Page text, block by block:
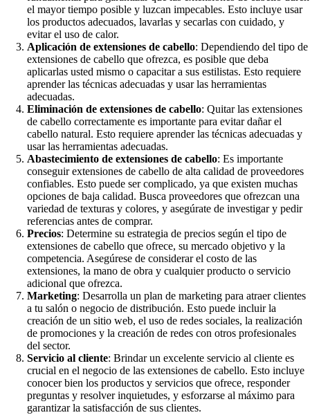
el mayor tiempo posible y luzcan impecables. Esto incluye usar
los productos adecuados, lavarlas y secarlas con cuidado, y
evitar el uso de calor.
Aplicación de extensiones de cabello: Dependiendo del tipo de
extensiones de cabello que ofrezca, es posible que deba
aplicarlas usted mismo o capacitar a sus estilistas. Esto requiere
aprender las técnicas adecuadas y usar las herramientas
adecuadas.
Eliminación de extensiones de cabello: Quitar las extensiones
de cabello correctamente es importante para evitar dañar el
cabello natural. Esto requiere aprender las técnicas adecuadas y
usar las herramientas adecuadas.
Abastecimiento de extensiones de cabello: Es importante
conseguir extensiones de cabello de alta calidad de proveedores
confiables. Esto puede ser complicado, ya que existen muchas
opciones de baja calidad. Busca proveedores que ofrezcan una
variedad de texturas y colores, y asegúrate de investigar y pedir
referencias antes de comprar.
Precios: Determine su estrategia de precios según el tipo de
extensiones de cabello que ofrece, su mercado objetivo y la
competencia. Asegúrese de considerar el costo de las
extensiones, la mano de obra y cualquier producto o servicio
adicional que ofrezca.
Marketing: Desarrolla un plan de marketing para atraer clientes
a tu salón o negocio de distribución. Esto puede incluir la
creación de un sitio web, el uso de redes sociales, la realización
de promociones y la creación de redes con otros profesionales
del sector.
Servicio al cliente: Brindar un excelente servicio al cliente es
crucial en el negocio de las extensiones de cabello. Esto incluye
conocer bien los productos y servicios que ofrece, responder
preguntas y resolver inquietudes, y esforzarse al máximo para
garantizar la satisfacción de sus clientes.